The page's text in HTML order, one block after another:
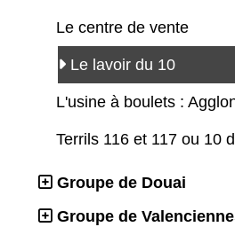
Le centre de vente
Le lavoir du 10
L'usine à boulets :
Terrils 116 et 117 ou 10
Groupe de Douai
Groupe de